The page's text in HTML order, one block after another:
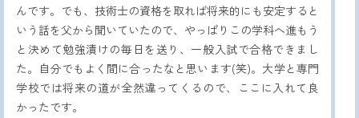
んです。でも、技術士の資格を取れば将来的にも安定すると
いう話を父から聞いていたので、やっぱりこの学科へ進もう
と決めて勉強漬けの毎日を送り、一般入試で合格できまし
た。自分でもよく間に合ったなと思います(笑)。大学と専門
学校では将来の道が全然違ってくるので、ここに入れて良
かったです。